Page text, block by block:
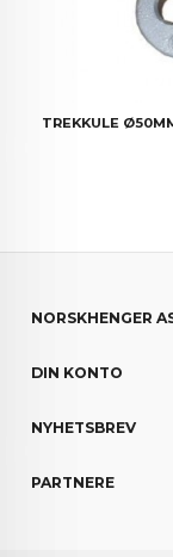
TREKKULE
NORSKHENGER
DIN KONTO
NYHETSBREV
PARTNERE